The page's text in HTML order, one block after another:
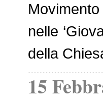
nelle
della
15